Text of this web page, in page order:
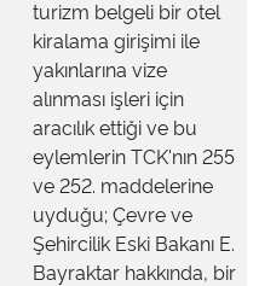
turizm belgeli bir otel
kiralama girişimi ile
yakınlarına vize
alınması işleri için
aracılık ettiği ve bu
eylemlerin TCK'nın 255
ve 252. maddelerine
uyduğu; Çevre ve
Şehircilik Eski Bakanı E.
Bayraktar hakkında, bir